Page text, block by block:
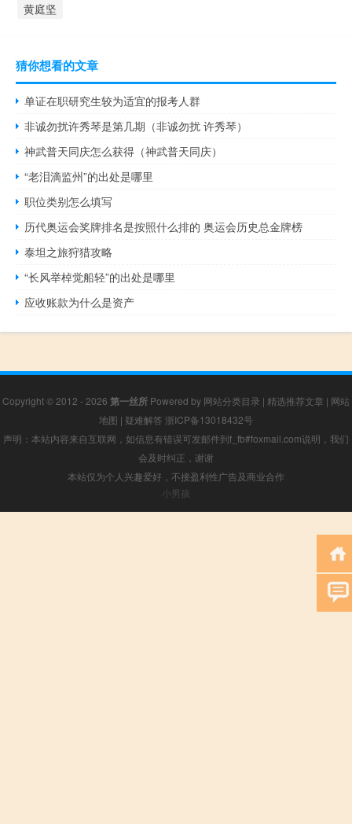
黄庭坚
猜你想看的文章
单证在职研究生较为适宜的报考人群
非诚勿扰许秀琴是第几期（非诚勿扰 许秀琴）
神武普天同庆怎么获得（神武普天同庆）
“老泪滴监州”的出处是哪里
职位类别怎么填写
历代奥运会奖牌排名是按照什么排的 奥运会历史总金牌榜
泰坦之旅狩猎攻略
“长风举棹觉船轻”的出处是哪里
应收账款为什么是资产
Copyright © 2012 - 2026 第一丝所 Powered by 网站分类目录 | 精选推荐文章 | 网站
地图 | 疑难解答 浙ICP备13018432号
声明：本站内容来自互联网，如信息有错误可发邮件到f_fb#foxmail.com说明，我们
会及时纠正，谢谢
本站仅为个人兴趣爱好，不接盈利性广告及商业合作
小男孩